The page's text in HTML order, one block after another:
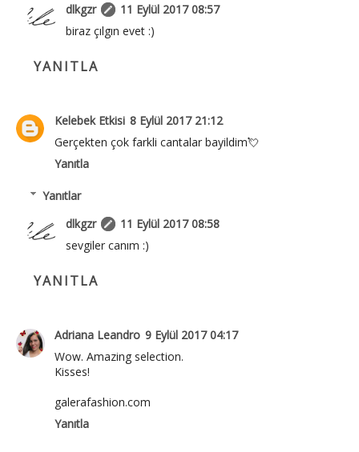
dlkgzr
11 Eylül 2017 08:57
biraz çılgın evet :)
YANITLA
Kelebek Etkisi 8 Eylül 2017 21:12
Gerçekten çok farkli cantalar bayildim💘
Yanıtla
Yanıtlar
dlkgzr
11 Eylül 2017 08:58
sevgiler canım :)
YANITLA
Adriana Leandro 9 Eylül 2017 04:17
Wow. Amazing selection.
Kisses!
galerafashion.com
Yanıtla